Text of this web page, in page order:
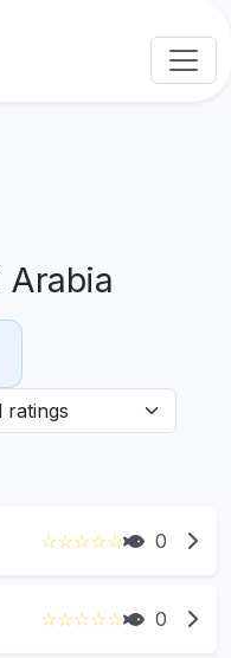
Arabia
☆☆☆☆☆ 0
☆☆☆☆☆ 0